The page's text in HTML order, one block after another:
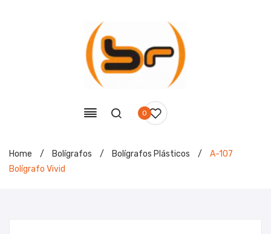
0
Home / Bolígrafos / Bolígrafos Plásticos /
A-107
Bolígrafo Vivid